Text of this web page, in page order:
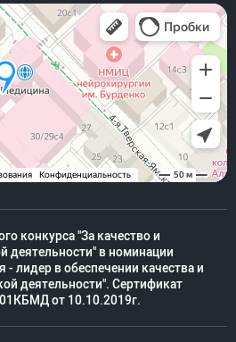
конкурса "За качество и
деятельности" в номинации
лидер в обеспечении качества и
деятельности". Сертификат
от 10.10.2019г.